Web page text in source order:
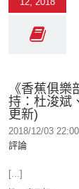
《香蕉俱
持：杜浚斌
更新)
2018/12/03
評論
[...]